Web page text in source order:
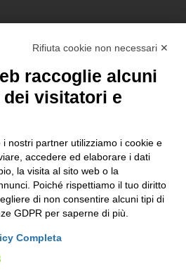
su tutte le novità.
aver letto e accettato l'Informativa
Rifiuta cookie non necessari ✕
raccoglie alcuni
visitatori e
nostri partner utilizziamo i cookie e
accedere ed elaborare i dati
la visita al sito web o la
Poiché rispettiamo il tuo diritto
di non consentire alcuni tipi di
GDPR per saperne di più.
Completa